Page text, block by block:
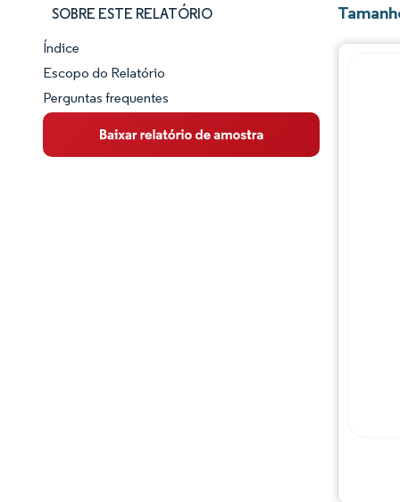
SOBRE ESTE RELATÓRIO
Panorama do Mercado
Visão Geral do Mercado
Principais Tendências de Mercado
Índice
Escopo do Relatório
Perguntas frequentes